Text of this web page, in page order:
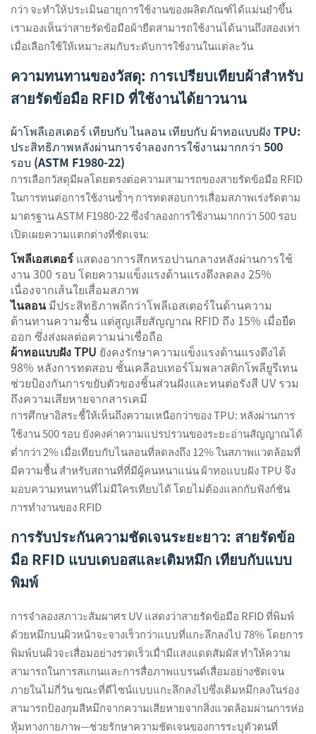
กว่า จะทำให้ประเมินอายุการใช้งานของผลิตภัณฑ์ได้แม่นยำขึ้น
เรามองเห็นว่าสายรัดข้อมือผ้ายืดสามารถใช้งานได้นานถึงสองเท่า
เมื่อเลือกใช้ให้เหมาะสมกับระดับการใช้งานในแต่ละวัน
ความทนทานของวัสดุ: การเปรียบเทียบผ้าสำหรับ
สายรัดข้อมือ RFID ที่ใช้งานได้ยาวนาน
ผ้าโพลีเอสเตอร์ เทียบกับ ไนลอน เทียบกับ ผ้าทอแบบฝัง TPU:
ประสิทธิภาพหลังผ่านการจำลองการใช้งานมากกว่า 500
รอบ (ASTM F1980-22)
การเลือกวัสดุมีผลโดยตรงต่อความสามารถของสายรัดข้อมือ RFID
ในการทนต่อการใช้งานซ้ำๆ การทดสอบการเสื่อมสภาพเร่งรัดตาม
มาตรฐาน ASTM F1980-22 ซึ่งจำลองการใช้งานมากกว่า 500 รอบ
เปิดเผยความแตกต่างที่ชัดเจน:
โพลีเอสเตอร์ แสดงอาการสึกหรอปานกลางหลังผ่านการใช้
งาน 300 รอบ โดยความแข็งแรงด้านแรงดึงลดลง 25%
เนื่องจากเส้นใยเสื่อมสภาพ
ไนลอนมีประสิทธิภาพดีกว่าโพลีเอสเตอร์ในด้านความ
ต้านทานความชื้น แต่สูญเสียสัญญาณ RFID ถึง 15% เมื่อยืด
ออก ซึ่งส่งผลต่อความน่าเชื่อถือ
ผ้าทอแบบฝัง TPU ยังคงรักษาความแข็งแรงด้านแรงดึงได้
98% หลังการทดสอบ ชั้นเคลือบเทอร์โมพลาสติกโพลียูรีเทน
ช่วยป้องกันการขยับตัวของชิ้นส่วนฝังและทนต่อรังสี UV รวม
ถึงความเสียหายจากสารเคมี
การศึกษาอิสระชี้ให้เห็นถึงความเหนือกว่าของ TPU: หลังผ่านการ
ใช้งาน 500 รอบ ยังคงค่าความแปรปรวนของระยะอ่านสัญญาณได้
ต่ำกว่า 2% เมื่อเทียบกับไนลอนที่ลดลงถึง 12% ในสภาพแวดล้อมที่
มีความชื้น สําหรับสถานที่ที่มีผู้คนหนาแน่น ผ้าทอแบบฝัง TPU จึง
มอบความทนทานที่ไม่มีใครเทียบได้ โดยไม่ต้องแลกกับฟังก์ชัน
การทำงานของ RFID
การรับประกันความชัดเจนระยะยาว: สายรัดข้อ
มือ RFID แบบเดบอสและเติมหมึก เทียบกับแบบ
พิมพ์
การจำลองสภาวะสัมผาศร UV แสดงว่าสายรัดข้อมือ RFID ที่พิมพ์
ด้วยหมึกบนผิวหน้าจะจางเร็วกว่าแบบที่แกะลึกลงไป 78% โดยการ
พิมพ์บนผิวจะเสื่อมอย่างรวดเร็วเมื่ามีแสงแดดสัมผัส ทำให้ความ
สามารถในการสแกนและการสื่อภาพแบรนด์เสื่อมอย่างชัดเจน
ภายในไม่กี่วัน ขณะที่ดีไซน์แบบแกะลึกลงไปซึ่งเติมหมึกลงในร่อง
สามารถป้องกุมสีหมึกจากความเสียหายจากสิ่งแวดล้อมผ่านการห่อ
หุ้มทางกายภาพ—ช่วยรักษาความชัดเจนของการระบุตัวตนที่